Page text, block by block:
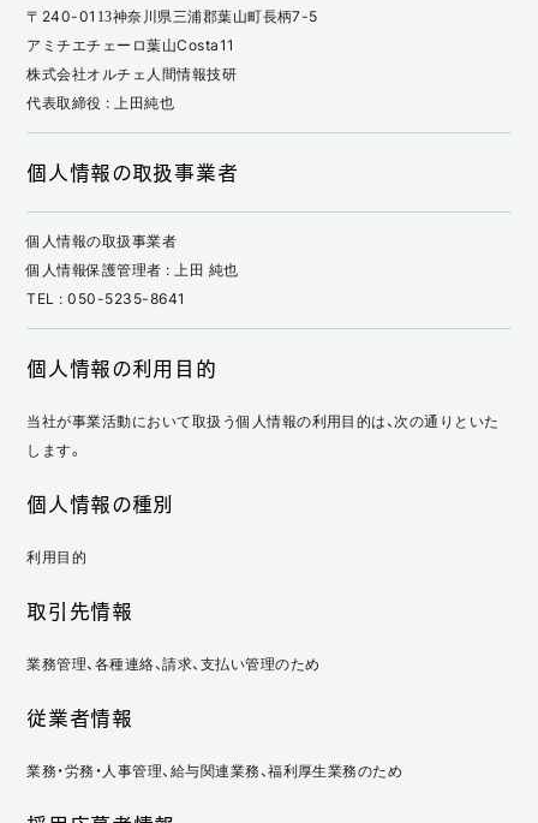
〒240-0113神奈川県三浦郡葉山町長柄7-5
アミチエチェーロ葉山Costa11
株式会社オルチェ人間情報技研
代表取締役 : 上田純也
個人情報の取扱事業者
個人情報の取扱事業者
個人情報保護管理者 : 上田 純也
TEL : 050-5235-8641
個人情報の利用目的
当社が事業活動において取扱う個人情報の利用目的は、次の通りといた
します。
個人情報の種別
利用目的
取引先情報
業務管理、各種連絡、請求、支払い管理のため
従業者情報
業務・労務・人事管理、給与関連業務、福利厚生業務のため